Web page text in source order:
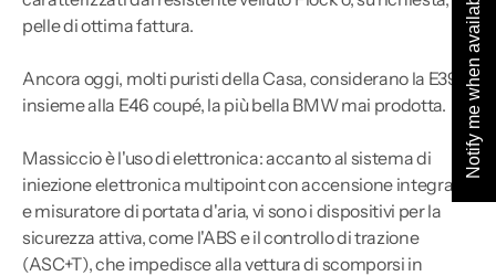
pelle di ottima fattura.
Ancora oggi, molti puristi della Casa, considerano la E39,
insieme alla E46 coupé, la più bella BMW mai prodotta.
Massiccio è l'uso di elettronica: accanto al sistema di
iniezione elettronica multipoint con accensione integrata
e misuratore di portata d'aria, vi sono i dispositivi per la
sicurezza attiva, come l'ABS e il controllo di trazione
(ASC+T), che impedisce alla vettura di scomporsi in
Notify me when available